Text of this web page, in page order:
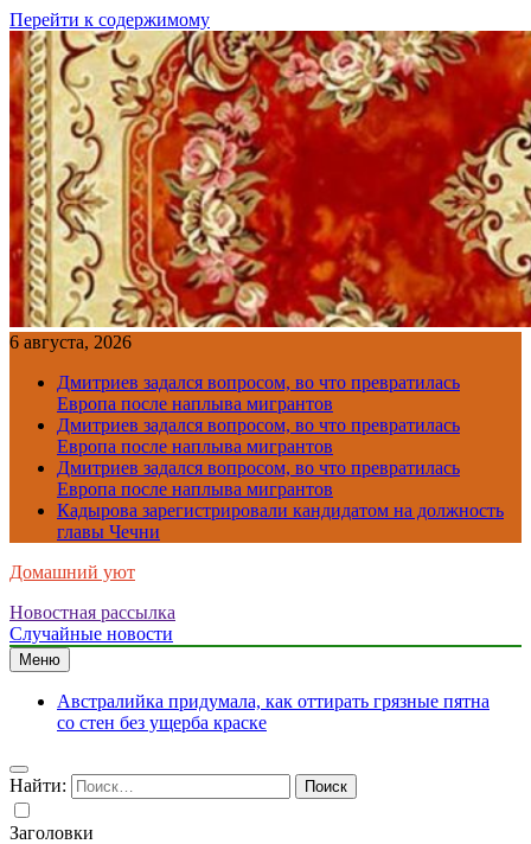
Перейти к содержимому
6 августа, 2026
Дмитриев задался вопросом, во что превратилась
Европа после наплыва мигрантов
Дмитриев задался вопросом, во что превратилась
Европа после наплыва мигрантов
Дмитриев задался вопросом, во что превратилась
Европа после наплыва мигрантов
Кадырова зарегистрировали кандидатом на должность
главы Чечни
Домашний уют
Новостная рассылка
Случайные новости
Меню
Австралийка придумала, как оттирать грязные пятна
со стен без ущерба краске
Найти:
Заголовки